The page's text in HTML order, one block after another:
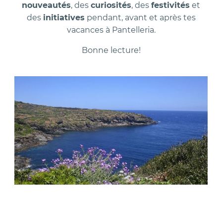
nouveautés, des curiosités, des festivités et
des initiatives pendant, avant et après tes
vacances à Pantelleria.
Bonne lecture!